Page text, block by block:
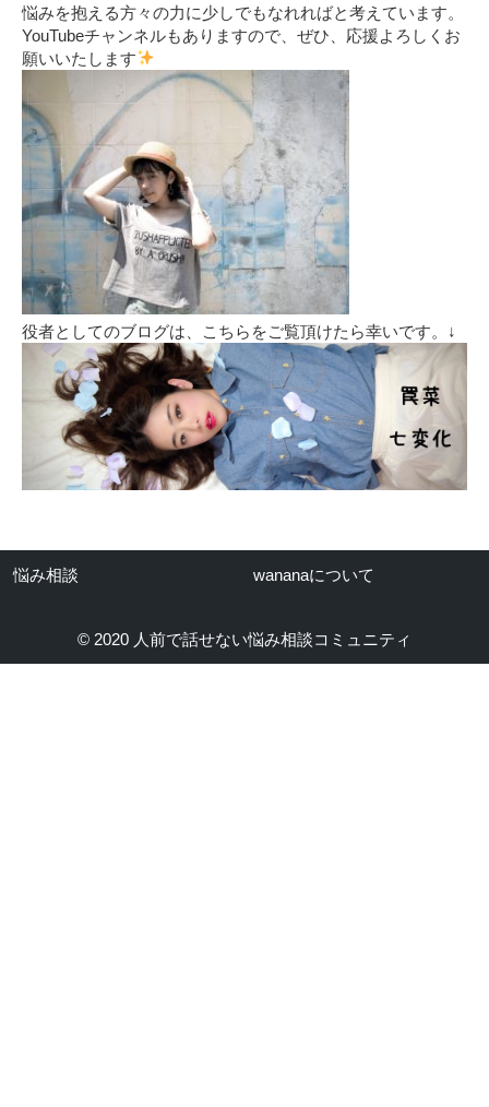
悩みを抱える方々の力に少しでもなれればと考えています。
YouTubeチャンネルもありますので、ぜひ、応援よろしくお
願いいたします
役者としてのブログは、こちらをご覧頂けたら幸いです。↓
悩み相談 wananaについて
© 2020 人前で話せない悩み相談コミュニティ